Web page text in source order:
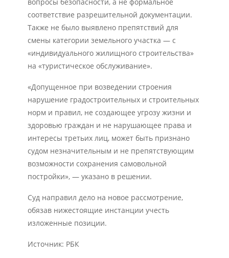
соответствие разрешительной документации.
Также не было выявлено препятствий для
смены категории земельного участка — с
«индивидуального жилищного строительства»
на «туристическое обслуживание».
«Допущенное при возведении строения
нарушение градостроительных и строительных
норм и правил, не создающее угрозу жизни и
здоровью граждан и не нарушающее права и
интересы третьих лиц, может быть признано
судом незначительным и не препятствующим
возможности сохранения самовольной
постройки», — указано в решении.
Суд направил дело на новое рассмотрение,
обязав нижестоящие инстанции учесть
изложенные позиции.
Источник: РБК